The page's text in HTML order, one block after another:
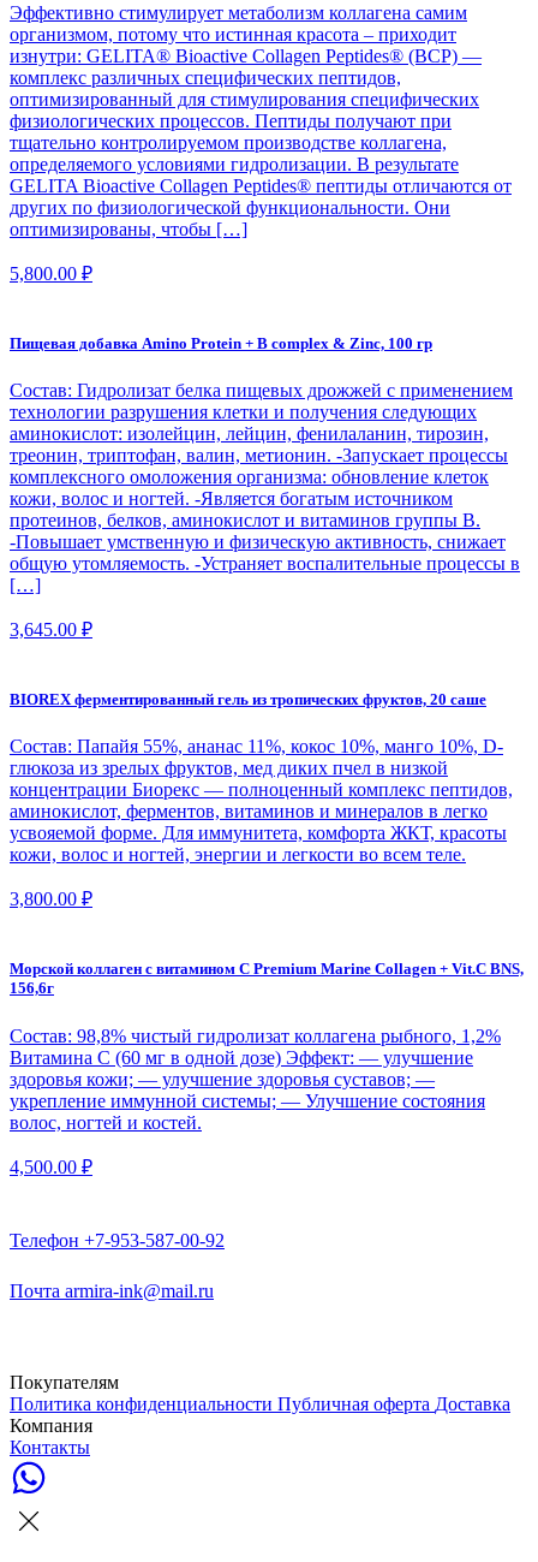
Эффективно стимулирует метаболизм коллагена самим
организмом, потому что истинная красота – приходит
изнутри: GELITA® Bioactive Collagen Peptides® (BCP) —
комплекс различных специфических пептидов,
оптимизированный для стимулирования специфических
физиологических процессов. Пептиды получают при
тщательно контролируемом производстве коллагена,
определяемого условиями гидролизации. В результате
GELITA Bioactive Collagen Peptides® пептиды отличаются от
других по физиологической функциональности. Они
оптимизированы, чтобы […]
5,800.00 ₽
Пищевая добавка Amino Protein + B complex & Zinc, 100 гр
Состав: Гидролизат белка пищевых дрожжей с применением
технологии разрушения клетки и получения следующих
аминокислот: изолейцин, лейцин, фенилаланин, тирозин,
треонин, триптофан, валин, метионин. -Запускает процессы
комплексного омоложения организма: обновление клеток
кожи, волос и ногтей. -Является богатым источником
протеинов, белков, аминокислот и витаминов группы В.
-Повышает умственную и физическую активность, снижает
общую утомляемость. -Устраняет воспалительные процессы в
[…]
3,645.00 ₽
BIOREX ферментированный гель из тропических фруктов, 20 саше
Состав: Папайя 55%, ананас 11%, кокос 10%, манго 10%, D-
глюкоза из зрелых фруктов, мед диких пчел в низкой
концентрации Биорекс — полноценный комплекс пептидов,
аминокислот, ферментов, витаминов и минералов в легко
усвояемой форме. Для иммунитета, комфорта ЖКТ, красоты
кожи, волос и ногтей, энергии и легкости во всем теле.
3,800.00 ₽
Морской коллаген с витамином С Premium Marine Collagen + Vit.C BNS,
156,6г
Состав: 98,8% чистый гидролизат коллагена рыбного, 1,2%
Витамина С (60 мг в одной дозе) Эффект: — улучшение
здоровья кожи; — улучшение здоровья суставов; —
укрепление иммунной системы; — Улучшение состояния
волос, ногтей и костей.
4,500.00 ₽
Телефон +7-953-587-00-92
Почта armira-ink@mail.ru
Покупателям
Политика конфиденциальности Публичная оферта Доставка
Компания
Контакты